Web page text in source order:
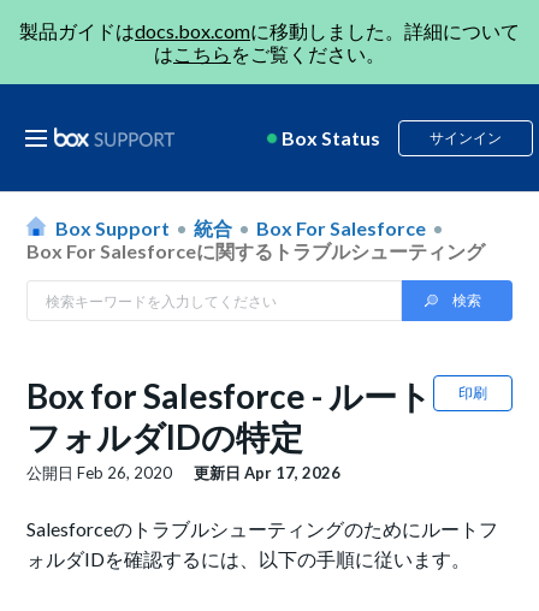
製品ガイドはdocs.box.comに移動しました。詳細について
はこちら をご覧ください。
Box Status サインイン
Box Support 統合
Box For Salesforce
Box For Salesforceに関するトラブルシューティング
印刷
Box for Salesforce - ルート
フォルダIDの特定
公開日Feb 26, 2020 更新日Apr 17, 2026
Salesforceのトラブルシューティングのためにルートフ
ォルダIDを確認するには、以下の手順に従います。